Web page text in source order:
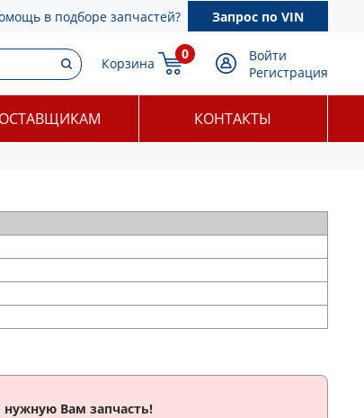
в подборе запчастей? Запрос по VIN
Корзина
0
Войти
Регистрация
КОНТАКТЫ
Вам запчасть!